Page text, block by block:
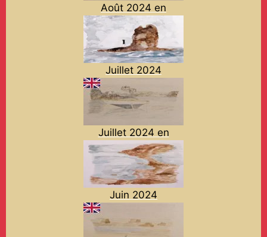
Août 2024 en
Juillet 2024
Juillet 2024 en
Juin 2024